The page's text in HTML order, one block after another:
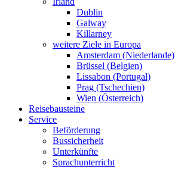
Dublin
Galway
Killarney
weitere Ziele in Europa
Amsterdam (Niederlande)
Brüssel (Belgien)
Lissabon (Portugal)
Prag (Tschechien)
Wien (Österreich)
Reisebausteine
Service
Beförderung
Bussicherheit
Unterkünfte
Sprachunterricht